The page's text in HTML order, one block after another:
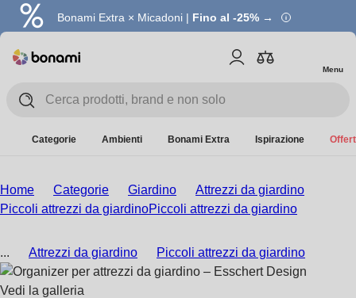
Bonami Extra × Micadoni | Fino al -25% →
Menu
Categorie Ambienti Bonami Extra Ispirazione
Home Categorie Giardino
Attrezzi da giardino
Piccoli attrezzi da giardinoPiccoli attrezzi da giardino
... Attrezzi da giardino Piccoli attrezzi da giardino
Vedi la galleria